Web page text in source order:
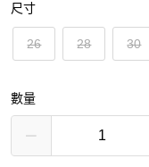
尺寸
26 28 30
數量